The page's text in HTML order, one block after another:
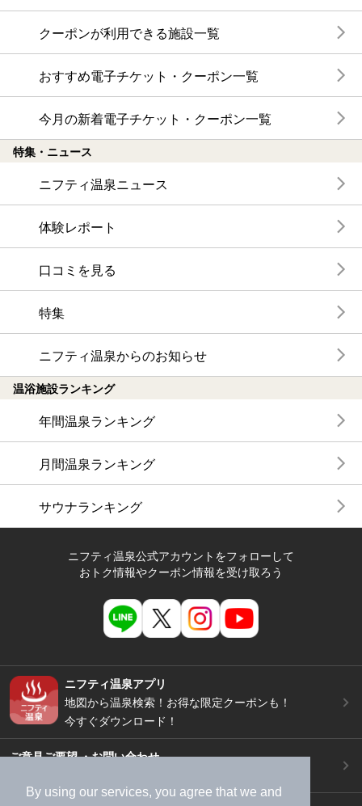
By using our services, you agree that we and
クーポンが利用できる施設一覧
おすすめ電子チケット・クーポン一覧
今月の新着電子チケット・クーポン一覧
特集・ニュース
ニフティ温泉ニュース
体験レポート
口コミを見る
特集
ニフティ温泉からのお知らせ
温浴施設ランキング
年間温泉ランキング
月間温泉ランキング
サウナランキング
ニフティ温泉公式アカウントをフォローして
おトク情報やクーポン情報を受け取ろう
ニフティ温泉アプリ
地図から温泉検索！お得な限定クーポンも！
今すぐダウンロード！
ご意見ご要望 ・お問い合わせ